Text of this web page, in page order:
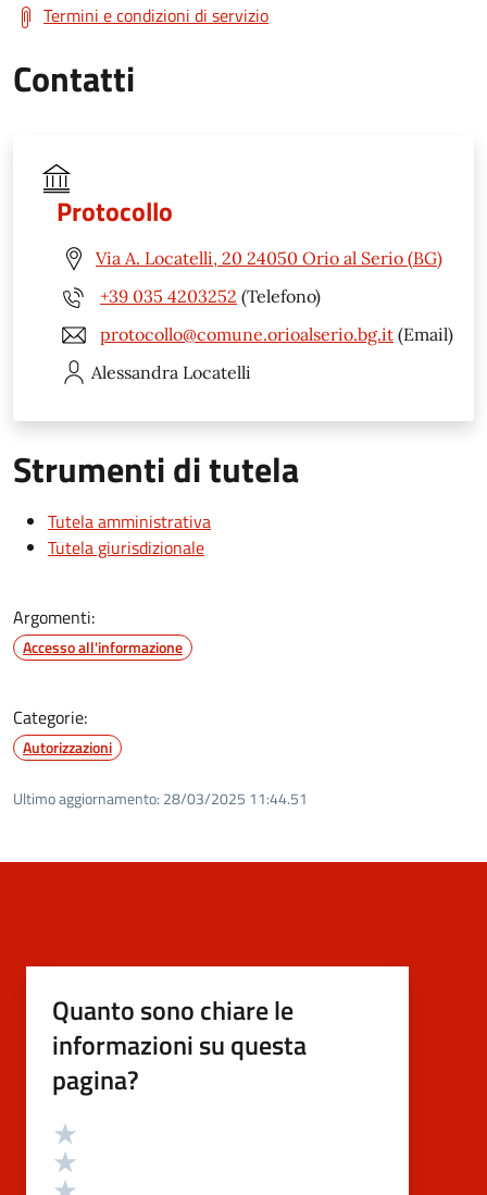
Termini e condizioni di servizio
Contatti
Protocollo
Via A. Locatelli, 20 24050 Orio al Serio (BG)
+39 035 4203252 (Telefono)
protocollo@comune.orioalserio.bg.it (Email)
Alessandra Locatelli
Strumenti di tutela
Tutela amministrativa
Tutela giurisdizionale
Argomenti:
Accesso all'informazione
Categorie:
Autorizzazioni
Ultimo aggiornamento: 28/03/2025 11:44.51
Quanto sono chiare le
informazioni su questa
pagina?
Valutazione